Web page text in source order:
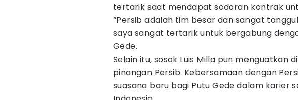
tertarik saat mendapat sodoran kontrak
“Persib adalah tim besar dan sangat
saya sangat tertarik untuk bergabung
Gede.
Selain itu, sosok Luis Milla pun menguatkan
pinangan Persib. Kebersamaan dengan
suasana baru bagi Putu Gede dalam karier